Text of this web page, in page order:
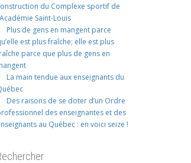
du Complexe sportif de
Saint-Louis
Plus de gens en mangent parce
est plus fraîche; elle est plus
parce que plus de gens en
La main tendue aux enseignants du
Des raisons de se doter d’un Ordre
des enseignantes et des
au Québec : en voici seize !